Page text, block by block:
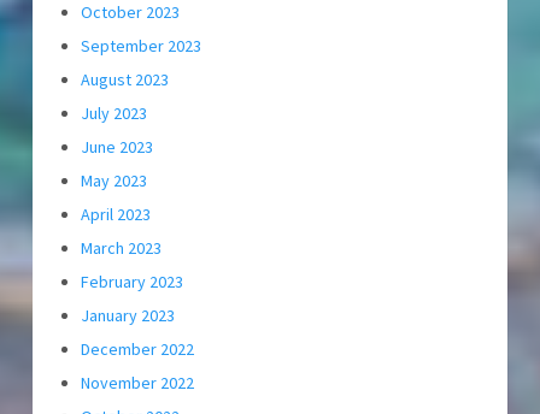
October 2023
September 2023
August 2023
July 2023
June 2023
May 2023
April 2023
March 2023
February 2023
January 2023
December 2022
November 2022